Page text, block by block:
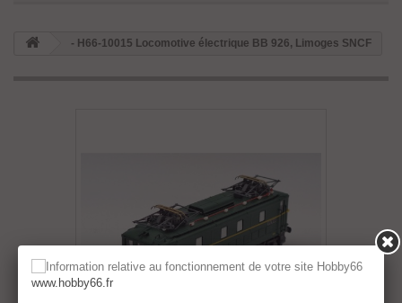
- H66-10015 Locomotive électrique BB 926, Limoges SNCF
www.hobby66.fr